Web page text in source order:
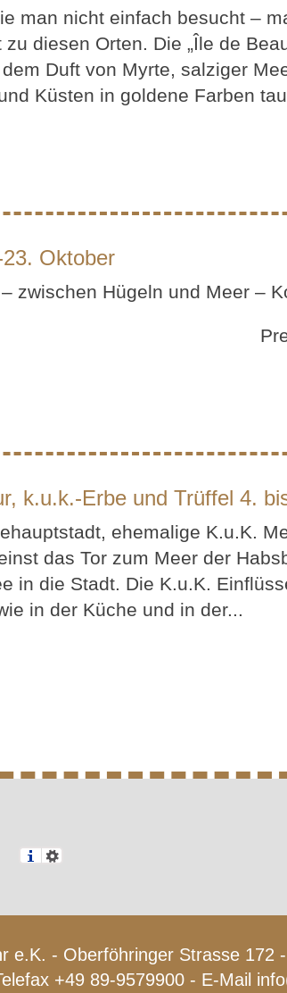
man nicht einfach besucht –
diesen Orten. Die „Île de
Duft von Myrte, salziger
Küsten in goldene Farben
Oktober
zwischen Hügeln und Meer –
k.u.k.-Erbe und Trüffel 4.
ehemalige K.u.K.
das Tor zum Meer der
in die Stadt. Die K.u.K.
in der Küche und in der...
e.K. - Oberföhringer Strasse 172
+49 89-9579900 - E-Mail